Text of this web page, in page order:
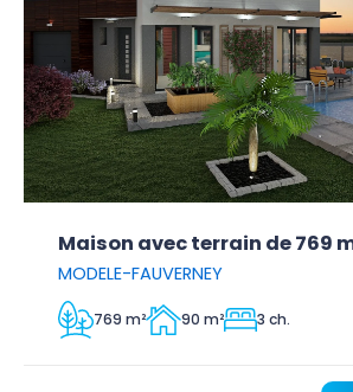
Maison avec terrain de 769
MODELE-FAUVERNEY
769 m² 90 m² 3 ch.